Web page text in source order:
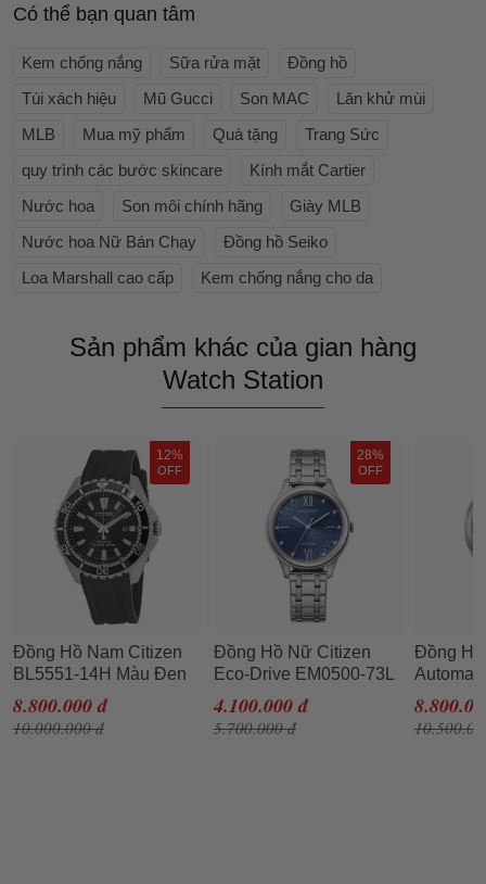
Có thể bạn quan tâm
Kem chống nắng Sữa rửa mặt
Đồng hồ
Túi xách hiệu
Mũ Gucci Son MAC
Lăn khử mùi
MLB
Mua mỹ phẩm Quà tặng
Trang Sức
quy trình các bước skincare
Kính mắt Cartier
Nước hoa
Son môi chính hãng
Giày MLB
Nước hoa Nữ Bán Chạy
Đồng hồ Seiko
Loa Marshall cao cấp
Kem chống nắng cho da
Sản phẩm khác của gian hàng
Watch Station
12%
OFF
Đồng Hồ Nam Citizen
BL5551-14H Màu Đen
8.800.000 đ
10.000.000 đ
28%
OFF
Đồng Hồ Nữ Citizen
Eco-Drive EM0500-73L
4.100.000 đ
5.700.000 đ
Đồng
Bạc